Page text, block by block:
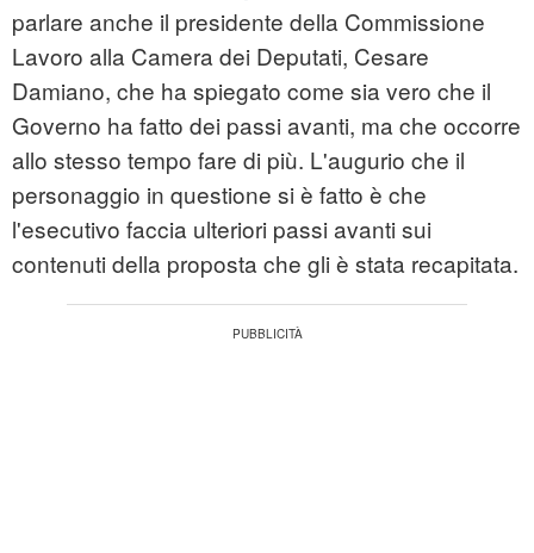
parlare anche il presidente della Commissione
Lavoro alla Camera dei Deputati, Cesare
Damiano, che ha spiegato come sia vero che il
Governo ha fatto dei passi avanti, ma che occorre
allo stesso tempo fare di più. L'augurio che il
personaggio in questione si è fatto è che
l'esecutivo faccia ulteriori passi avanti sui
contenuti della proposta che gli è stata recapitata.